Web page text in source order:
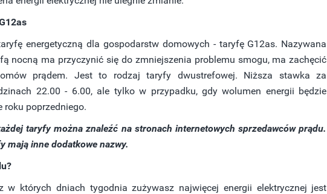
energetyczną dla gospodarstw domowych - taryfę G12as. Nazywana
nocną ma przyczynić się do zmniejszenia problemu smogu, ma zachęcić
prądem. Jest to rodzaj taryfy dwustrefowej. Niższa stawka za
22.00 - 6.00, ale tylko w przypadku, gdy wolumen energii będzie
roku poprzedniego.
taryfy można znaleźć na stronach internetowych sprzedawców prądu.
mają inne dodatkowe nazwy.
w których dniach tygodnia zużywasz najwięcej energii elektrycznej jest